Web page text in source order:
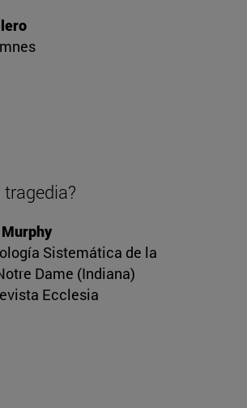
tragedia?
Sistemática de la
Dame (Indiana)
Ecclesia